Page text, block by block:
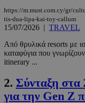
https://m.must.com.cy/gr/
tis-dua-lipa-kai-toy-callum
15/07/2026 | TRAVEL
Από θρυλικά resorts με
καταφύγια που
itinerary ...
2. Σύνταξη
για την Gen Z